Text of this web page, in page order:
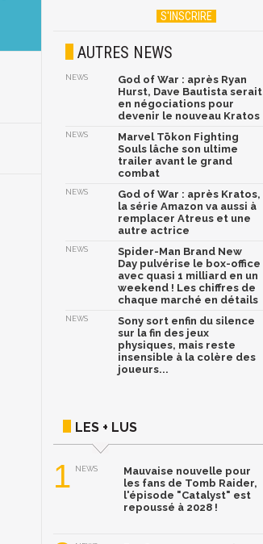
AUTRES NEWS
NEWS
God of War : après Ryan
Hurst, Dave Bautista serait
en négociations pour
devenir le nouveau Kratos
NEWS
Marvel Tōkon Fighting
Souls lâche son ultime
trailer avant le grand
combat
NEWS
God of War : après Kratos,
la série Amazon va aussi à
remplacer Atreus et une
autre actrice
NEWS
Spider-Man Brand New
Day pulvérise le box-office
avec quasi 1 milliard en un
weekend ! Les chiffres de
chaque marché en détails
NEWS
Sony sort enfin du silence
sur la fin des jeux
physiques, mais reste
insensible à la colère des
joueurs...
LES + LUS
1 NEWS
Mauvaise nouvelle pour
les fans de Tomb Raider,
l'épisode "Catalyst" est
repoussé à 2028 !